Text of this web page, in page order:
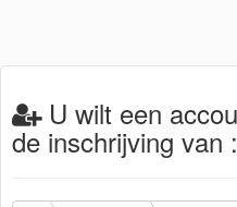
U wilt een
de inschrijving van :